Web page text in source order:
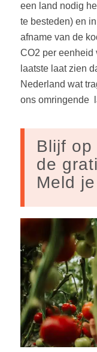
een land nodig
te besteden) en
afname van de
CO2 per eenheid
laatste laat zien
Nederland wat
ons omringende
Blijf
de
Meld